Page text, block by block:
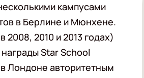
кампусами
в Берлине и Мюнхене.
2010 и 2013 годах)
Star School
Лондоне авторитетным